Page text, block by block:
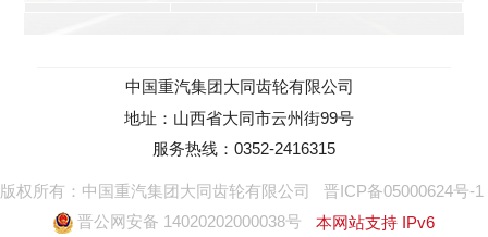
中国重汽集团大同齿轮有限公司
地址：山西省大同市云州街99号
服务热线：0352-2416315
版权所有：中国重汽集团大同齿轮有限公司
晋ICP备05000624号-1
晋公网安备 14020202000038号
本网站支持 IPv6